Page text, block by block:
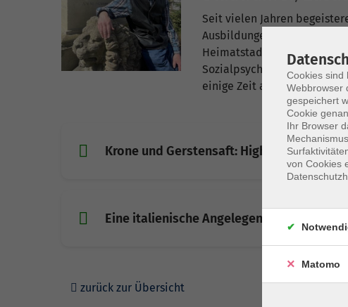
Seit vielen Jahren
Ausbildungen zum
Heimatstadt näher. Nach
Sozialpsychologie studiert.
einige Zeit als
Krone und Gerstensaft: Highlights in der
Eine italienische Angelegenheit: Italien-
zurück zur Übersicht
Cookies sind
Webbrowser
gespeichert
Cookie
Ihr Browser
von Cookies
Matomo